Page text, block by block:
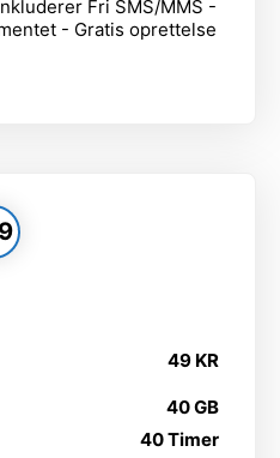
Fri SMS/MMS -
- Gratis oprettelse
49 KR
40 GB
40 Timer